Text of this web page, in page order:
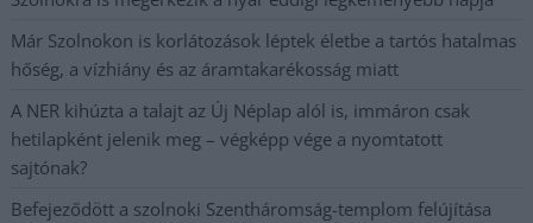
Már Szolnokon is korlátozások léptek életbe a tartós hatalmas
hőség, a vízhiány és az áramtakarékosság miatt
A NER kihúzta a talajt az Új Néplap alól is, immáron csak
hetilapként jelenik meg – végképp vége a nyomtatott
sajtónak?
Befejeződött a szolnoki Szentháromság-templom felújítása